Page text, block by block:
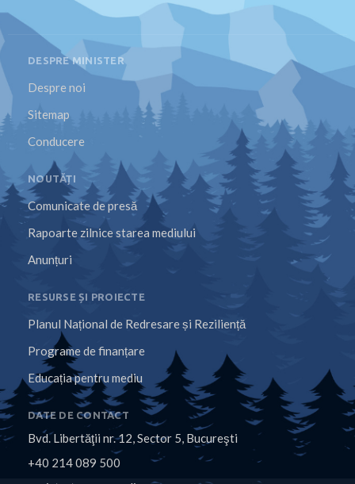
DESPRE MINISTER
Despre noi
Sitemap
Conducere
NOUTĂȚI
Comunicate de presă
Rapoarte zilnice starea mediului
Anunțuri
RESURSE ȘI PROIECTE
Planul Național de Redresare și Reziliență
Programe de finanțare
Educația pentru mediu
DATE DE CONTACT
Bvd. Libertăţii nr. 12, Sector 5, Bucureşti
+40 214 089 500